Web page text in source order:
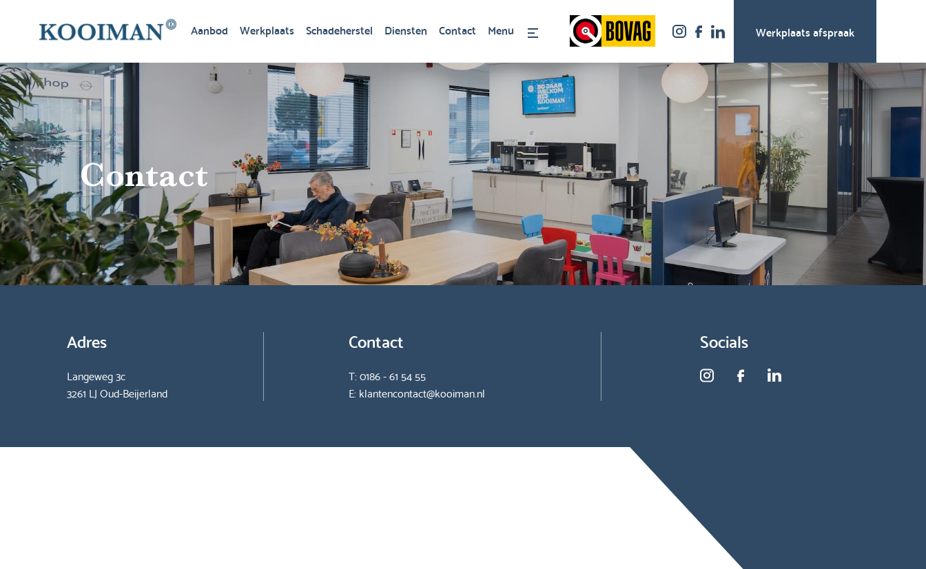
Aanbod Werkplaats Schadeherstel Diensten Contact Menu Werkplaats afspraak
Contact
Adres
Langeweg 3c
3261 LJ Oud-Beijerland
Contact
T:0186 - 61 54 55
E: klantencontact@kooiman.nl
Socials